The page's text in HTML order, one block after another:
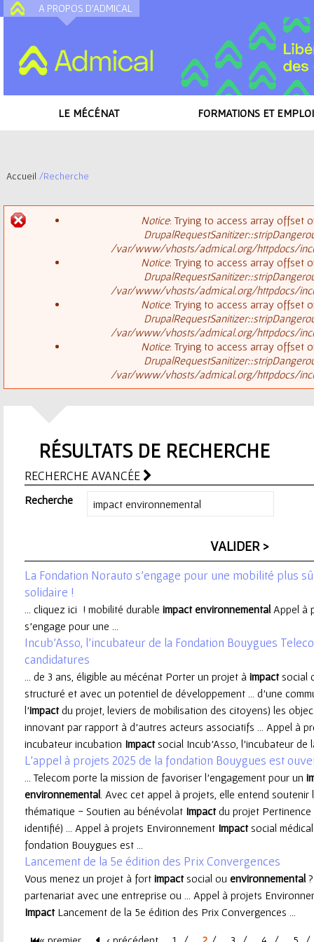
A PROPOS D'ADMICAL
LE MÉCÉNAT FORMATIONS ET
Accueil /Recherche
e
d
r
r
e
u
r
Notice: Trying to access array offset
/var/www/vhosts/admical.org/httpdocs/
Notice: Trying to access array offset
/var/www/vhosts/admical.org/httpdocs/
Notice: Trying to access array offset
/var/www/vhosts/admical.org/httpdocs/
Notice: Trying to access array offset
/var/www/vhosts/admical.org/httpdocs/
RÉSULTATS DE RECHERCHE
RECHERCHE AVANCÉE
Recherche
La Fondation Norauto s’engage pour une mobilité plus
solidaire !
... cliquez ici ! mobilité durable impact environnemental Appel à
s’engage pour une ...
Incub’Asso, l’incubateur de la Fondation Bouygues
candidatures
... de 3 ans, éligible au mécénat Porter un projet à impactsocial
structuré et avec un potentiel de développement ... d’une
l’impactdu projet, leviers de mobilisation des citoyens) les
innovant par rapport à d’autres acteurs associatifs ... Appel à
incubateur incubation Impactsocial Incub’Asso, l’incubateur de
L'appel à projets 2025 de la fondation Bouygues est
... Telecom porte la mission de favoriser l’engagement pour un
environnemental . Avec cet appel à projets, elle entend soutenir
thématique - Soutien au bénévolat Impactdu projet Pertinence
identifié) ... Appel à projets Environnement Impactsocial
fondation Bouygues est ...
Lancement de la 5e édition des Prix Convergences
Vous menez un projet à fort impactsocial ou environnemental
partenariat avec une entreprise ou ... Appel à projets
ImpactLancement de la 5e édition des Prix Convergences ...